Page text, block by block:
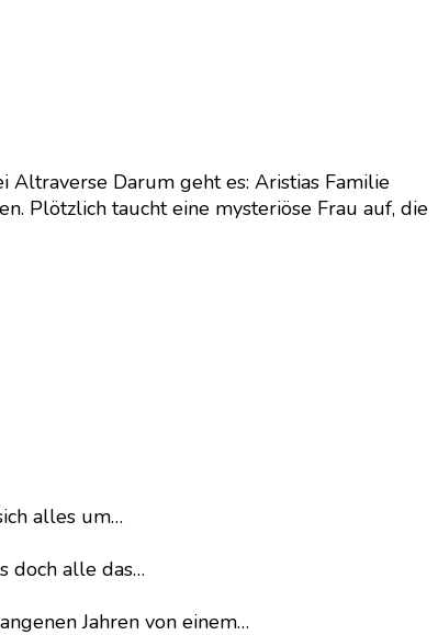
Altraverse Darum geht es: Aristias Familie
Plötzlich taucht eine mysteriöse Frau auf, die
alles um…
doch alle das…
Jahren von einem…